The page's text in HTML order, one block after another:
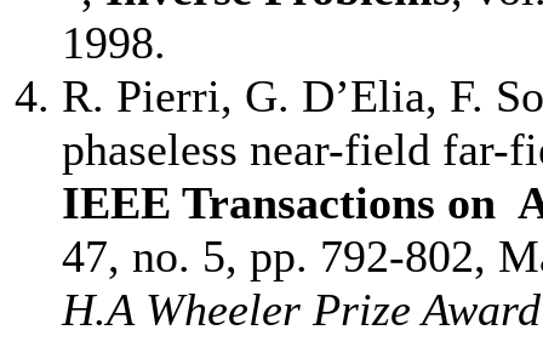
1998.
R. Pierri, G. D’Elia, F.
phaseless near-field
IEEE Transactions on
47, no. 5, pp. 792-802,
H.A Wheeler Prize Award